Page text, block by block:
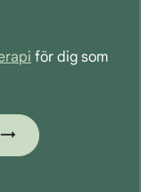
för dig som